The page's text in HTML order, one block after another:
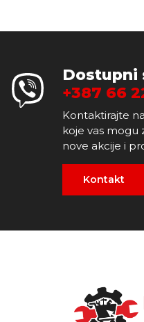
Dostupni
+387 66
Kontaktirajte
koje vas mogu
nove akcije i
Kontakt